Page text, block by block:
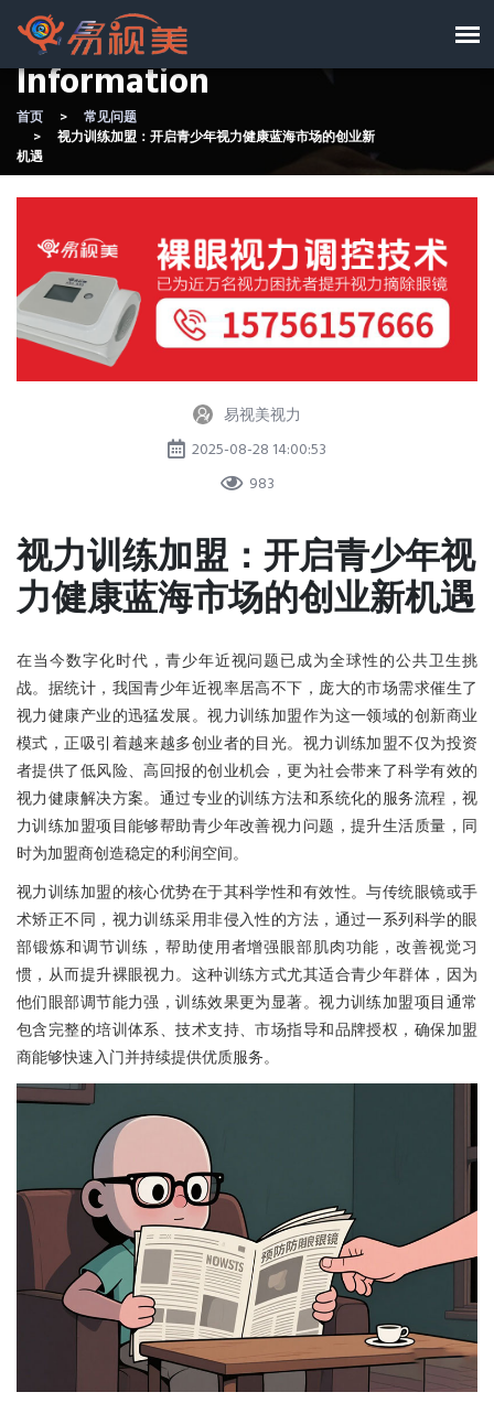
Information
首页
常见问题
视力训练加盟：开启青少年视力健康蓝海市场的创业新
机遇
易视美视力
2025-08-28 14:00:53
983
视力训练加盟：开启青少年视
力健康蓝海市场的创业新机遇
在当今数字化时代，青少年近视问题已成为全球性的公共卫生挑
战。据统计，我国青少年近视率居高不下，庞大的市场需求催生了
视力健康产业的迅猛发展。视力训练加盟作为这一领域的创新商业
模式，正吸引着越来越多创业者的目光。视力训练加盟不仅为投资
者提供了低风险、高回报的创业机会，更为社会带来了科学有效的
视力健康解决方案。通过专业的训练方法和系统化的服务流程，视
力训练加盟项目能够帮助青少年改善视力问题，提升生活质量，同
时为加盟商创造稳定的利润空间。
视力训练加盟的核心优势在于其科学性和有效性。与传统眼镜或手
术矫正不同，视力训练采用非侵入性的方法，通过一系列科学的眼
部锻炼和调节训练，帮助使用者增强眼部肌肉功能，改善视觉习
惯，从而提升裸眼视力。这种训练方式尤其适合青少年群体，因为
他们眼部调节能力强，训练效果更为显著。视力训练加盟项目通常
包含完整的培训体系、技术支持、市场指导和品牌授权，确保加盟
商能够快速入门并持续提供优质服务。